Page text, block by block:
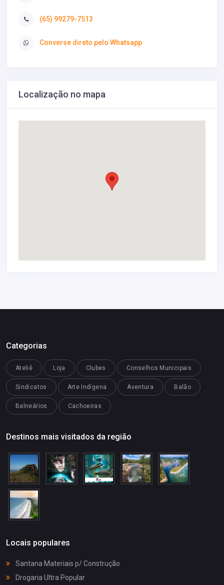
(65) 99279-7513
Converse direto pelo Whatsapp
Localização no mapa
Categorias
Ateliê Loja Clubes Conselhos Municipais
Sindicatos Arte Indígena Aventura Balão
Balneários Cachoeiras
Destinos mais visitados da região
Locais populares
Santana Materiais p/ Construção
Drogaria Ultra Popular